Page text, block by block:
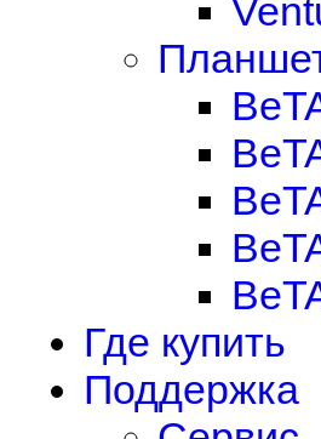
Где купить
Поддержка